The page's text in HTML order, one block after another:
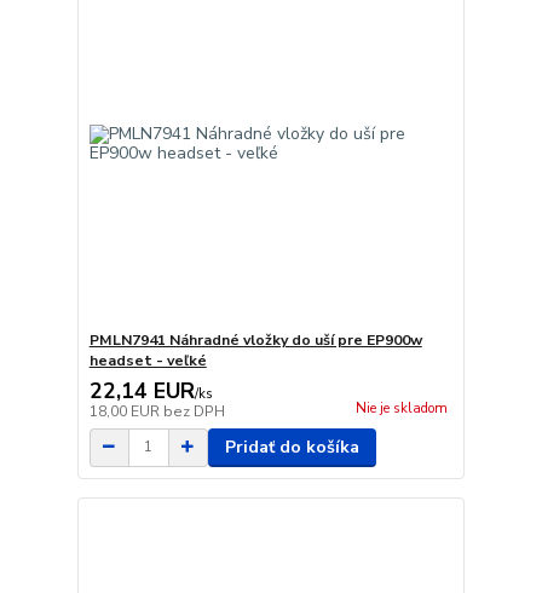
PMLN7941 Náhradné vložky do uší pre EP900w
headset - veľké
22,14 EUR/ks
18,00 EUR bez DPH Nie je skladom
Pridať do košíka